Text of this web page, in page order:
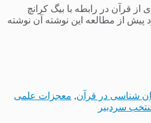
از قرآن در رابطه با بیگ کرانچ
پیش از مطالعه این نوشته آن نوشته
شناسی در قرآن, معجزات علمی
سردبیر